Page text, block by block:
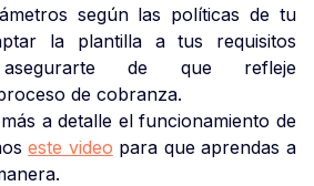
según las políticas de tu
la plantilla a tus requisitos
de que refleje
de cobranza.
a detalle el funcionamiento de
este video para que aprendas a